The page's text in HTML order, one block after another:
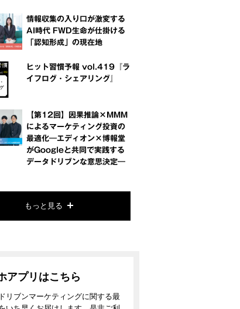
情報収集の入り口が激変する
AI時代 FWD生命が仕掛ける
「認知形成」の現在地
ヒット習慣予報 vol.419『ラ
イフログ・シェアリング』
【第12回】因果推論×MMM
によるマーケティング投資の
最適化―エディオン×博報堂
がGoogleと共同で実践する
データドリブンな意思決定―
もっと見る
アプリはこちら
リブンマーケティングに関する最